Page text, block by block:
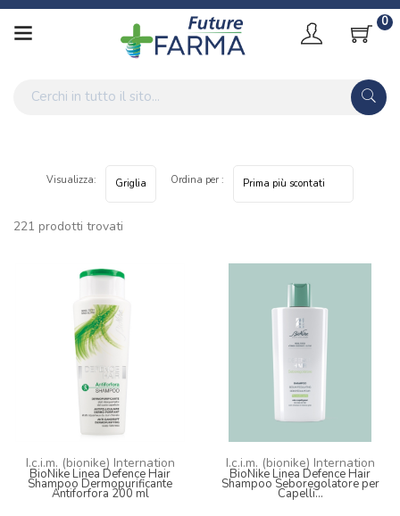
0
221 prodotti trovati
Visualizza: Ordina per :
I.c.i.m. (bionike) Internation
BioNike Linea Defence Hair
Shampoo Dermopurificante
Antiforfora 200 ml
I.c.i.m. (bionike) Internation
BioNike Linea Defence Hair
Shampoo Seboregolatore per
Capelli...